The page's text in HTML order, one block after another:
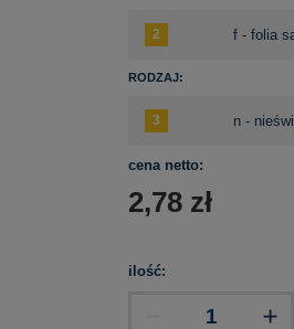
RODZAJ:
cena netto:
2,78 zł
ilość: